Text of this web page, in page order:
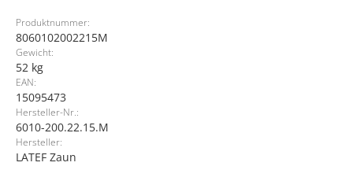
Produktnummer:
8060102002215M
Gewicht:
52 kg
EAN:
15095473
Hersteller-Nr.:
6010-200.22.15.M
Hersteller:
LATEF Zaun